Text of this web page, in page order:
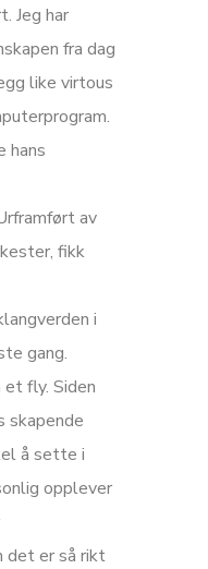
Jeg har
fra dag
like virtous
hans
av
fikk
i
gang.
fly. Siden
skapende
å sette i
opplever
det er så rikt